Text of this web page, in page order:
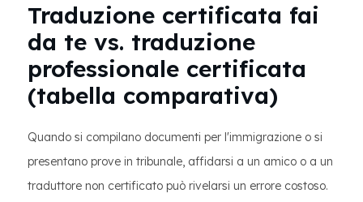
Traduzione certificata fai
da te vs. traduzione
professionale certificata
(tabella comparativa)
Quando si compilano documenti per l'immigrazione o si
presentano prove in tribunale, affidarsi a un amico o a un
traduttore non certificato può rivelarsi un errore costoso.